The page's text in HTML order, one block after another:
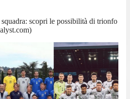
scopri le possibilità di trionfo